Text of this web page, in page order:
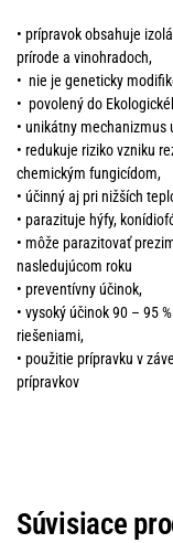
• prípravok obsahuje
prírode a vinohradoch,
• nie je geneticky
• povolený do
• unikátny mechanizmus
• redukuje riziko vzniku
chemickým fungicídom,
• účinný aj pri nižších
• parazituje hýfy,
• môže parazitovať
nasledujúcom roku
• preventívny účinok,
• vysoký účinok 90 – 95
riešeniami,
• použitie prípravku v
prípravkov
Súvisiace